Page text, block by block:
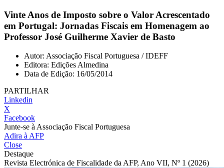
Vinte Anos de Imposto sobre o Valor Acrescentado
em Portugal: Jornadas Fiscais em Homenagem ao
Professor José Guilherme Xavier de Basto
Autor: Associação Fiscal Portuguesa / IDEFF
Editora: Edições Almedina
Data de Edição: 16/05/2014
PARTILHAR
Linkedin
X
Facebook
Junte-se à Associação Fiscal Portuguesa
Adira à AFP
Close
Destaque
Revista Electrónica de Fiscalidade da AFP, Ano VII, Nº 1 (2026)